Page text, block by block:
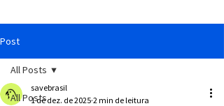
Post
All Posts
All Posts
savebrasil
1 de dez. de 2025 2 min de leitura